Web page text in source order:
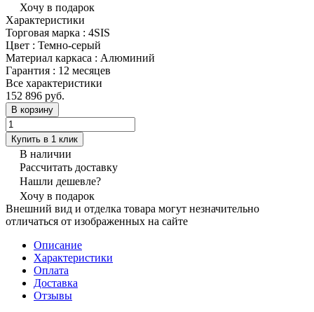
Хочу в подарок
Характеристики
Торговая марка : 4SIS
Цвет : Темно-серый
Материал каркаса : Алюминий
Гарантия : 12 месяцев
Все характеристики
152 896 руб.
В корзину
Купить в 1 клик
В наличии
Рассчитать доставку
Нашли дешевле?
Хочу в подарок
Внешний вид и отделка товара могут незначительно
отличаться от изображенных на сайте
Описание
Характеристики
Оплата
Доставка
Отзывы